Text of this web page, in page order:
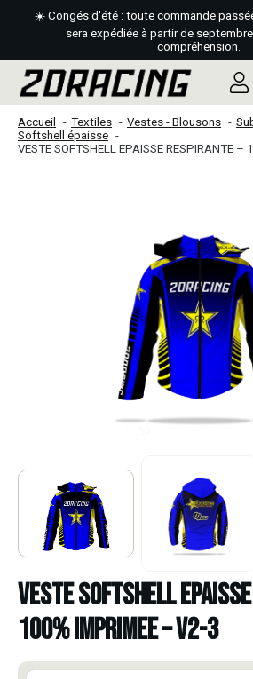
☀️ Congés d'été : toute commande
sera expédiée à partir de
compréhension.
Accueil Textiles Vestes - Blousons
Softshell épaisse
VESTE SOFTSHELL EPAISSE RESPIRANTE –
VESTE SOFTSHELL
100% IMPRIMEE – V2-3